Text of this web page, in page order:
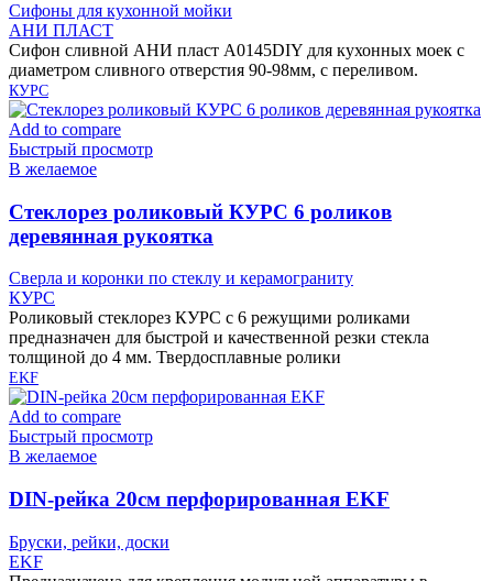
Сифоны для кухонной мойки
АНИ ПЛАСТ
Сифон сливной АНИ пласт A0145DIY для кухонных моек с
диаметром сливного отверстия 90-98мм, с переливом.
КУРС
Add to compare
Быстрый просмотр
В желаемое
Cтеклорез роликовый КУРС 6 роликов
деревянная рукоятка
Сверла и коронки по стеклу и керамограниту
КУРС
Роликовый стеклорез КУРС с 6 режущими роликами
предназначен для быстрой и качественной резки стекла
толщиной до 4 мм. Твердосплавные ролики
EKF
Add to compare
Быстрый просмотр
В желаемое
DIN-рейка 20см перфорированная EKF
Бруски, рейки, доски
EKF